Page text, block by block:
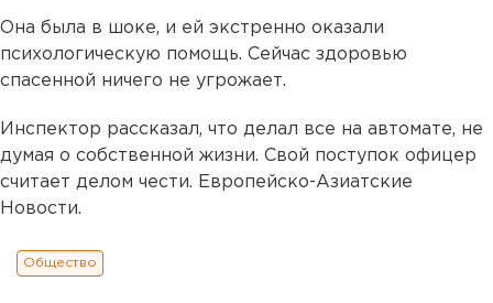
Она была в шоке, и ей экстренно оказали
психологическую помощь. Сейчас здоровью
спасенной ничего не угрожает.
Инспектор рассказал, что делал все на автомате, не
думая о собственной жизни. Свой поступок офицер
считает делом чести. Европейско-Азиатские
Новости.
Общество